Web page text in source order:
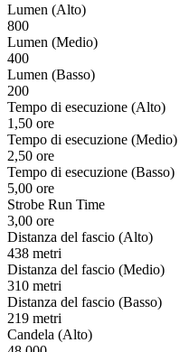
Lumen (Alto)
800
Lumen (Medio)
400
Lumen (Basso)
200
Tempo di esecuzione (Alto)
1,50 ore
Tempo di esecuzione (Medio)
2,50 ore
Tempo di esecuzione (Basso)
5,00 ore
Strobe Run Time
3,00 ore
Distanza del fascio (Alto)
438 metri
Distanza del fascio (Medio)
310 metri
Distanza del fascio (Basso)
219 metri
Candela (Alto)